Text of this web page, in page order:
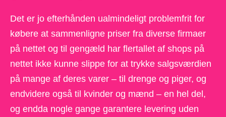
Det er jo efterhånden ualmindeligt problemfrit for
købere at sammenligne priser fra diverse firmaer
på nettet og til gengæld har flertallet af shops på
nettet ikke kunne slippe for at trykke salgsværdien
på mange af deres varer – til drenge og piger, og
endvidere også til kvinder og mænd – en hel del,
og endda nogle gange garantere levering uden